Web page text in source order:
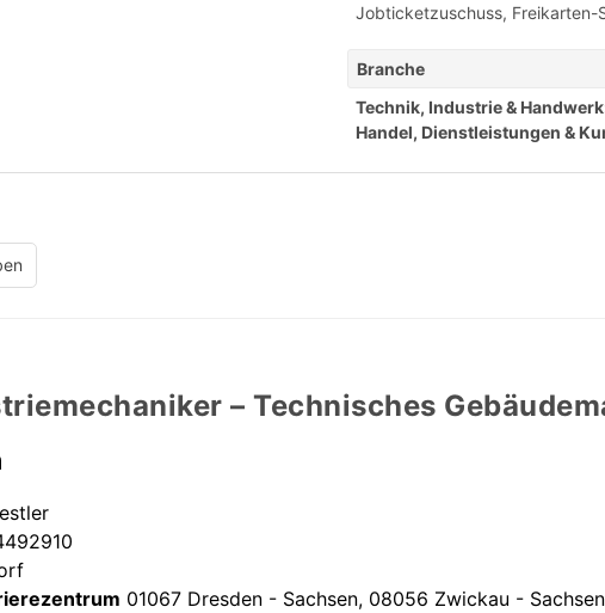
Jobticketzuschuss, Freikarten-
Branche
Technik, Industrie &
Handel, Dienstleistungen &
– Technisches
01067 Dresden - Sachsen, 08056 Zwickau - Sachsen